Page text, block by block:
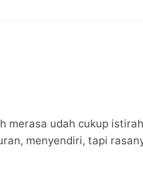
merasa udah cukup
menyendiri, tapi